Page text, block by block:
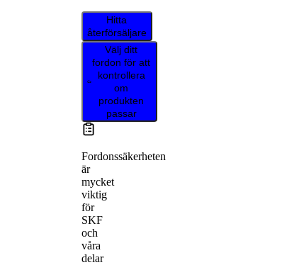
Hitta
återförsäljare
Välj ditt
fordon för att
kontrollera
om
produkten
passar
Fordonssäkerheten
är
mycket
viktig
för
SKF
och
våra
delar